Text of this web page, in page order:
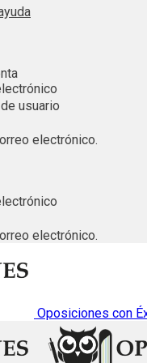
usuario
electrónico.
electrónico.
Oposiciones con